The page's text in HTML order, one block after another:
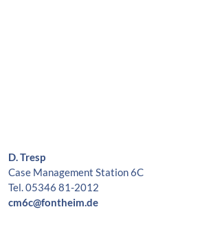
D. Tresp
Case Management Station 6C
Tel. 05346 81-2012
cm6c@fontheim.de